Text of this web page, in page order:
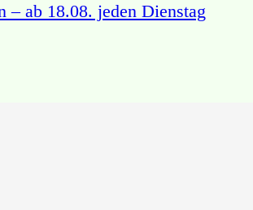
– ab 18.08. jeden Dienstag